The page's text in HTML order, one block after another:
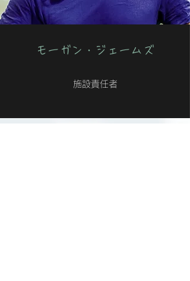
モーガン・ジェームズ
施設責任者